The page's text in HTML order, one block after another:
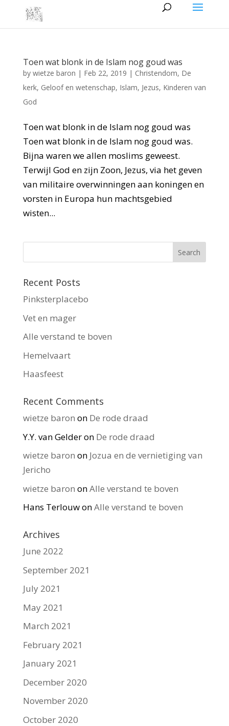
Toen wat blonk in de Islam nog goud was
by wietze baron | Feb 22, 2019 | Christendom, De
kerk, Geloof en wetenschap, Islam, Jezus, Kinderen van
God
Toen wat blonk in de Islam nog goud was
Toen wat blonk in de Islam nog goud was.
Bijna waren we allen moslims geweest.
Terwijl God en zijn Zoon, Jezus, via het geven
van militaire overwinningen aan koningen en
vorsten in Europa hun machtsgebied
wisten...
Recent Posts
Pinksterplacebo
Vet en mager
Alle verstand te boven
Hemelvaart
Haasfeest
Recent Comments
wietze baron on De rode draad
Y.Y. van Gelderon De rode draad
wietze baron on Jozua en de vernietiging van
Jericho
wietze baron onAlle verstand te boven
Hans TerlouwonAlle verstand te boven
Archives
June 2022
September 2021
July 2021
May 2021
March 2021
February 2021
January 2021
December 2020
November 2020
October 2020